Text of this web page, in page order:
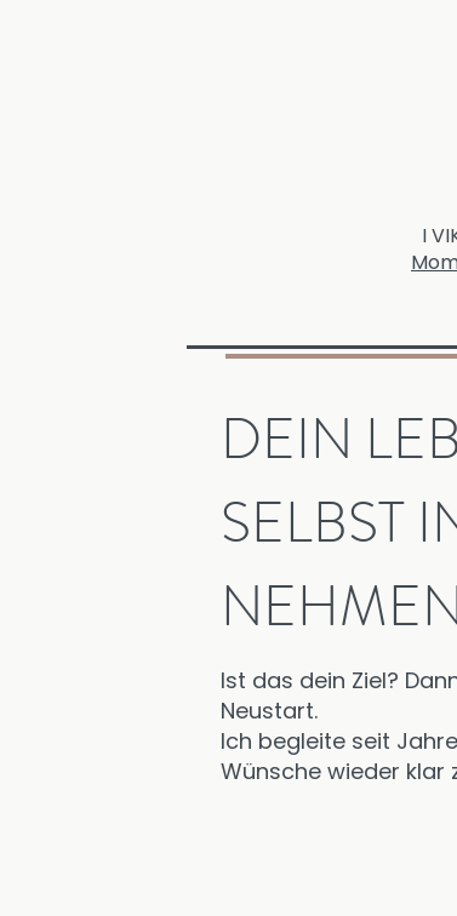
I
DEIN
SELBST
Ist das dein Ziel?
Neustart.
Ich begleite seit
Wünsche wieder klar